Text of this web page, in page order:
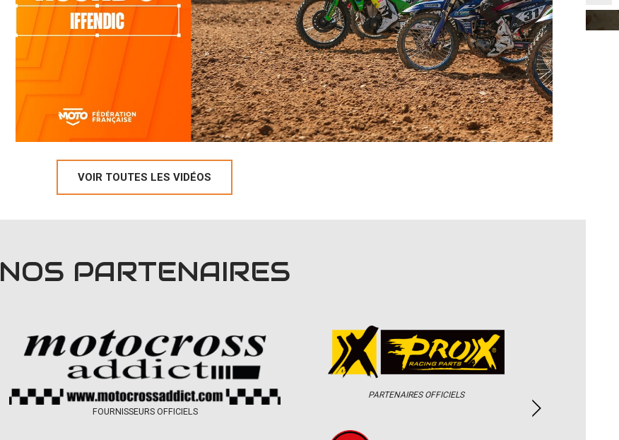
Iffendic (35)
Finale du 24MX Tour d’Iffendic : le résumé vidéo
espoirs/juniors/MX2/MX1
VOIR TOUTES LES VIDÉOS
NOS PARTENAIRES
FOURNISSEURS OFFICIELS
PARTENAIRES OFFICIELS